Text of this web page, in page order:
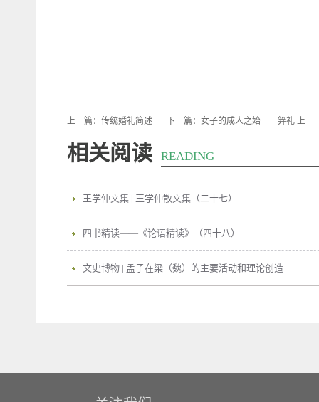
上一篇： 传统婚礼简述 下一篇： 女子的成人之始——笄礼 上
相关阅读 READING
王学仲文集 | 王学仲散文集（二十七）
四书精读——《论语精读》（四十八）
文史博物 | 孟子在梁（魏）的主要活动和理论创造